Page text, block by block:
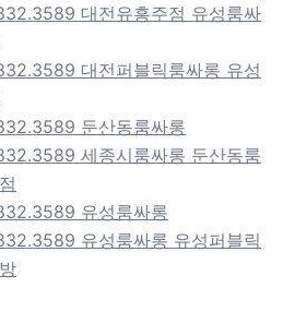
대전유흥주점 유성룸싸
대전퍼블릭룸싸롱 유성
둔산동룸싸롱
세종시룸싸롱 둔산동룸
유성룸싸롱
유성룸싸롱 유성퍼블릭